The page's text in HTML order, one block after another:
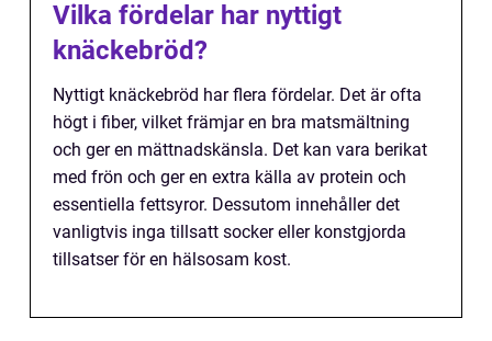
Vilka fördelar har nyttigt
knäckebröd?
Nyttigt knäckebröd har flera fördelar. Det är ofta
högt i fiber, vilket främjar en bra matsmältning
och ger en mättnadskänsla. Det kan vara berikat
med frön och ger en extra källa av protein och
essentiella fettsyror. Dessutom innehåller det
vanligtvis inga tillsatt socker eller konstgjorda
tillsatser för en hälsosam kost.